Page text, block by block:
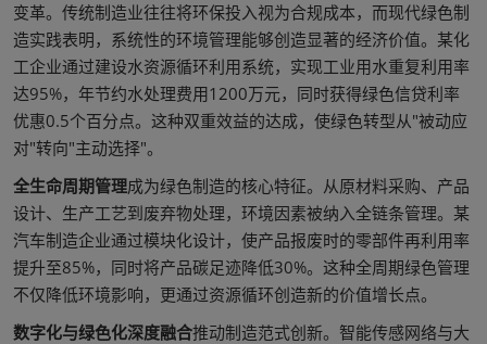
变革。传统制造业往往将环保投入视为合规成本，而现代绿色制
造实践表明，系统性的环境管理能够创造显著的经济价值。某化
工企业通过建设水资源循环利用系统，实现工业用水重复利用率
达95%，年节约水处理费用1200万元，同时获得绿色信贷利率
优惠0.5个百分点。这种双重效益的达成，使绿色转型从"被动应
对"转向"主动选择"。
全生命周期管理成为绿色制造的核心特征。从原材料采购、产品
设计、生产工艺到废弃物处理，环境因素被纳入全链条管理。某
汽车制造企业通过模块化设计，使产品报废时的零部件再利用率
提升至85%，同时将产品碳足迹降低30%。这种全周期绿色管理
不仅降低环境影响，更通过资源循环创造新的价值增长点。
数字化与绿色化深度融合推动制造范式创新。智能传感网络与大